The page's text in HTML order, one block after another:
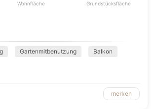
Wohnfläche Grundstücksfläche
Gartenmitbenutzung Balkon
merken